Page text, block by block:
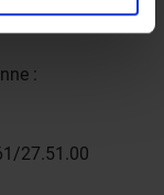
:
27.51.00